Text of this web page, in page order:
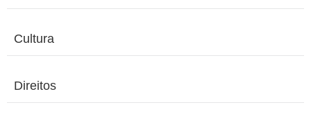
Cultura
Direitos